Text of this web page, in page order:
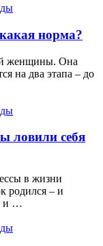
норма?
женщины. Она
на два этапа – до
ловили себя
в жизни
родился – и
и …